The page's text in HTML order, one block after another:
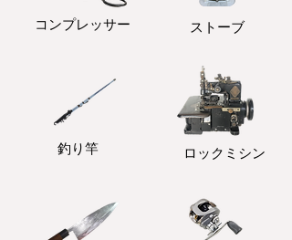
コンプレッサー ストーブ
釣り竿 ロックミシン